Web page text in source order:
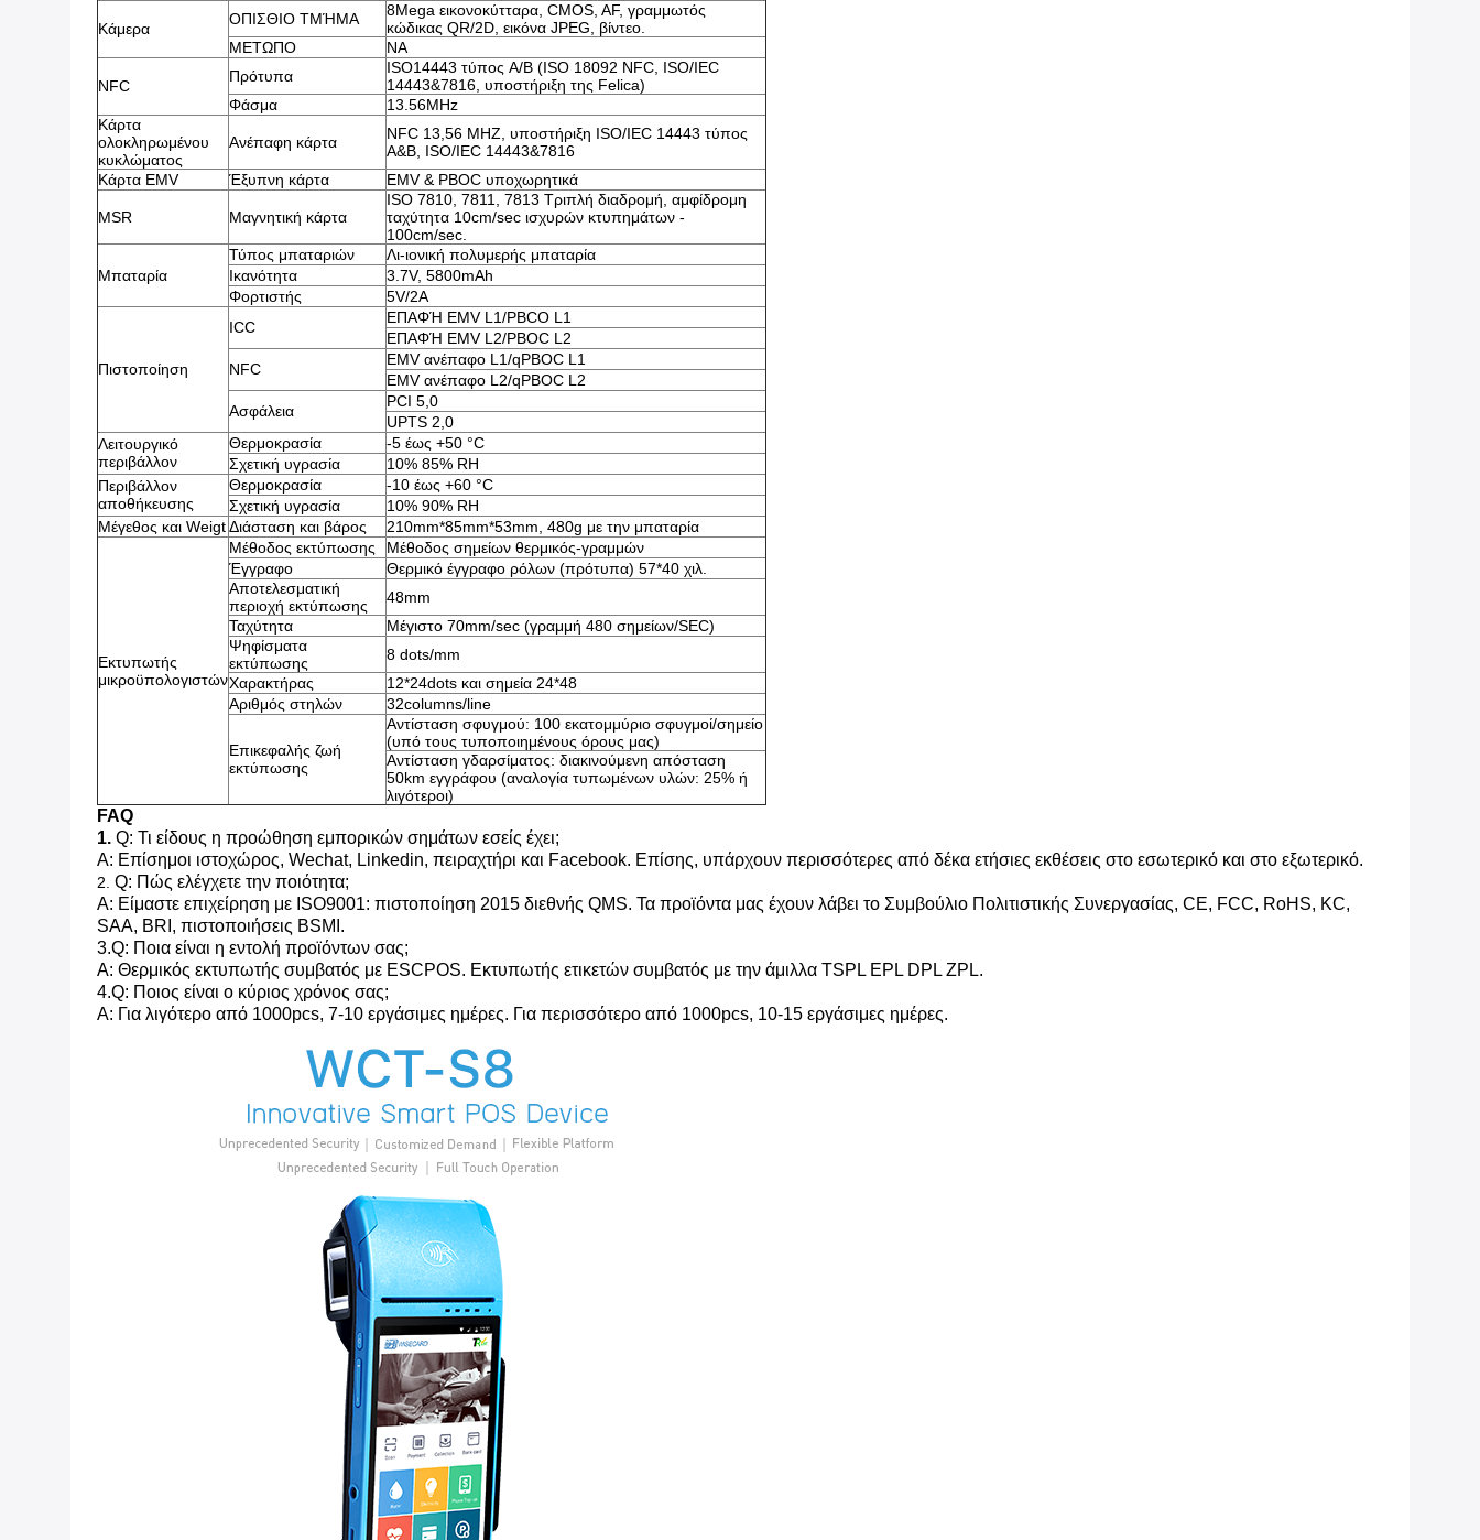
Κάμερα
ΟΠΙΣΘΙΟ ΤΜΉΜΑ
8Mega εικονοκύτταρα, CMOS, AF, γραμμωτός
κώδικας QR/2D, εικόνα JPEG, βίντεο.
ΜΕΤΩΠΟ
NA
NFC
Πρότυπα
ISO14443 τύπος A/B (ISO 18092 NFC, ISO/IEC
14443&7816, υποστήριξη της Felica)
Φάσμα
13.56MHz
Κάρτα
ολοκληρωμένου
κυκλώματος
Ανέπαφη κάρτα
NFC 13,56 MHZ, υποστήριξη ISO/IEC 14443 τύπος
A&B, ISO/IEC 14443&7816
Κάρτα EMV
Έξυπνη κάρτα EMV & PBOC υποχωρητικά
MSR Μαγνητική κάρτα
ISO 7810, 7811, 7813 Τριπλή διαδρομή, αμφίδρομη
ταχύτητα 10cm/sec ισχυρών κτυπημάτων -
100cm/sec.
Μπαταρία
Τύπος μπαταριών
Λι-ιονική πολυμερής μπαταρία
Ικανότητα
3.7V, 5800mAh
Φορτιστής
5V/2A
Πιστοποίηση
ICC
ΕΠΑΦΉ EMV L1/PBCO L1
ΕΠΑΦΉ EMV L2/PBOC L2
NFC
EMV ανέπαφο L1/qPBOC L1
EMV ανέπαφο L2/qPBOC L2
Ασφάλεια
PCI 5,0
UPTS 2,0
Λειτουργικό
περιβάλλον
Θερμοκρασία
-5 έως +50 °C
Σχετική υγρασία
10% 85% RH
Περιβάλλον
αποθήκευσης
Θερμοκρασία
-10 έως +60 °C
Σχετική υγρασία
10% 90% RH
Μέγεθος και WeigtΔιάσταση και βάρος 210mm*85mm*53mm, 480g με την μπαταρία
Εκτυπωτής
μικροϋπολογιστών
Μέθοδος εκτύπωσης
Μέθοδος σημείων θερμικός-γραμμών
Έγγραφο
Θερμικό έγγραφο ρόλων (πρότυπα) 57*40 χιλ.
Αποτελεσματική
περιοχή εκτύπωσης
48mm
Ταχύτητα
Μέγιστο 70mm/sec (γραμμή 480 σημείων/SEC)
Ψηφίσματα
εκτύπωσης
8 dots/mm
Χαρακτήρας
12*24dots και σημεία 24*48
Αριθμός στηλών
32columns/line
Επικεφαλής ζωή
εκτύπωσης
Αντίσταση σφυγμού: 100 εκατομμύριο σφυγμοί/σημείο
(υπό τους τυποποιημένους όρους μας)
Αντίσταση γδαρσίματος: διακινούμενη απόσταση
50km εγγράφου (αναλογία τυπωμένων υλών: 25% ή
λιγότεροι)
FAQ
1. Q: Τι είδους η προώθηση εμπορικών σημάτων εσείς έχει;
Α: Επίσημοι ιστοχώρος, Wechat, Linkedin, πειραχτήρι και Facebook. Επίσης, υπάρχουν περισσότερες από δέκα ετήσιες εκθέσεις στο εσωτερικό και στο εξωτερικό.
2. Q: Πώς ελέγχετε την ποιότητα;
Α: Είμαστε επιχείρηση με ISO9001: πιστοποίηση 2015 διεθνής QMS. Τα προϊόντα μας έχουν λάβει το Συμβούλιο Πολιτιστικής Συνεργασίας, CE, FCC, RoHS, KC,
SAA, BRI, πιστοποιήσεις BSMI.
3.Q: Ποια είναι η εντολή προϊόντων σας;
Α: Θερμικός εκτυπωτής συμβατός με ESCPOS. Εκτυπωτής ετικετών συμβατός με την άμιλλα TSPL EPL DPL ZPL.
4.Q: Ποιος είναι ο κύριος χρόνος σας;
Α: Για λιγότερο από 1000pcs, 7-10 εργάσιμες ημέρες. Για περισσότερο από 1000pcs, 10-15 εργάσιμες ημέρες.